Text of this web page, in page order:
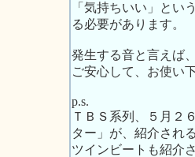
「気持ちいい」とい
る必要があります。
発生する音と言えば
ご安心して、お使い
p.s.
ＴＢＳ系列、５月２
ター」が、紹介され
ツインビートも紹介